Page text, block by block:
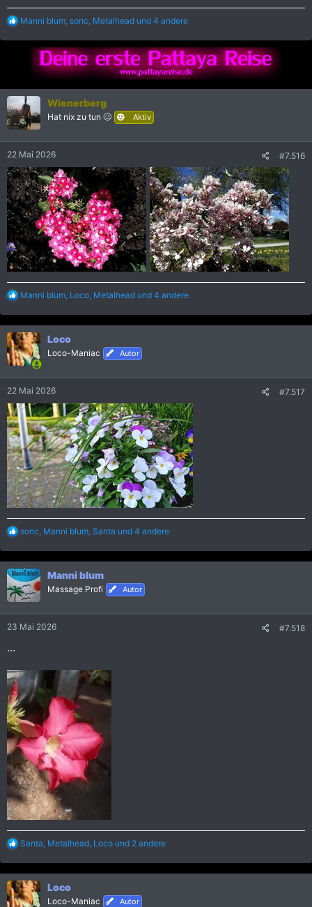
R
a
n
e
n
:
Manni blum sonc Metalhead und 4 andere
Wienerberg
Hat nix zu tun 🥴 Aktiv
22 Mai 2026 #7.516
R
a
k
t
i
o
n
:
Manni blum Loco Metalhead und 4 andere
Loco
Loco-Maniac Autor
22 Mai 2026 #7.517
R
a
k
t
i
o
n
sonc Manni blum Santa und 4 andere
Manni blum
Massage Profi Autor
23 Mai 2026 #7.518
...
R
a
k
t
i
Santa Metalhead Loco und 2 andere
Loco
Loco-Maniac Autor